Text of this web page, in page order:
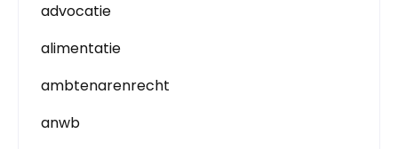
advocatie
alimentatie
ambtenarenrecht
anwb